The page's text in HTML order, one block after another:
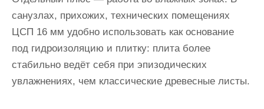
санузлах, прихожих, технических помещениях
ЦСП 16 мм удобно использовать как основание
под гидроизоляцию и плитку: плита более
стабильно ведёт себя при эпизодических
увлажнениях, чем классические древесные листы.